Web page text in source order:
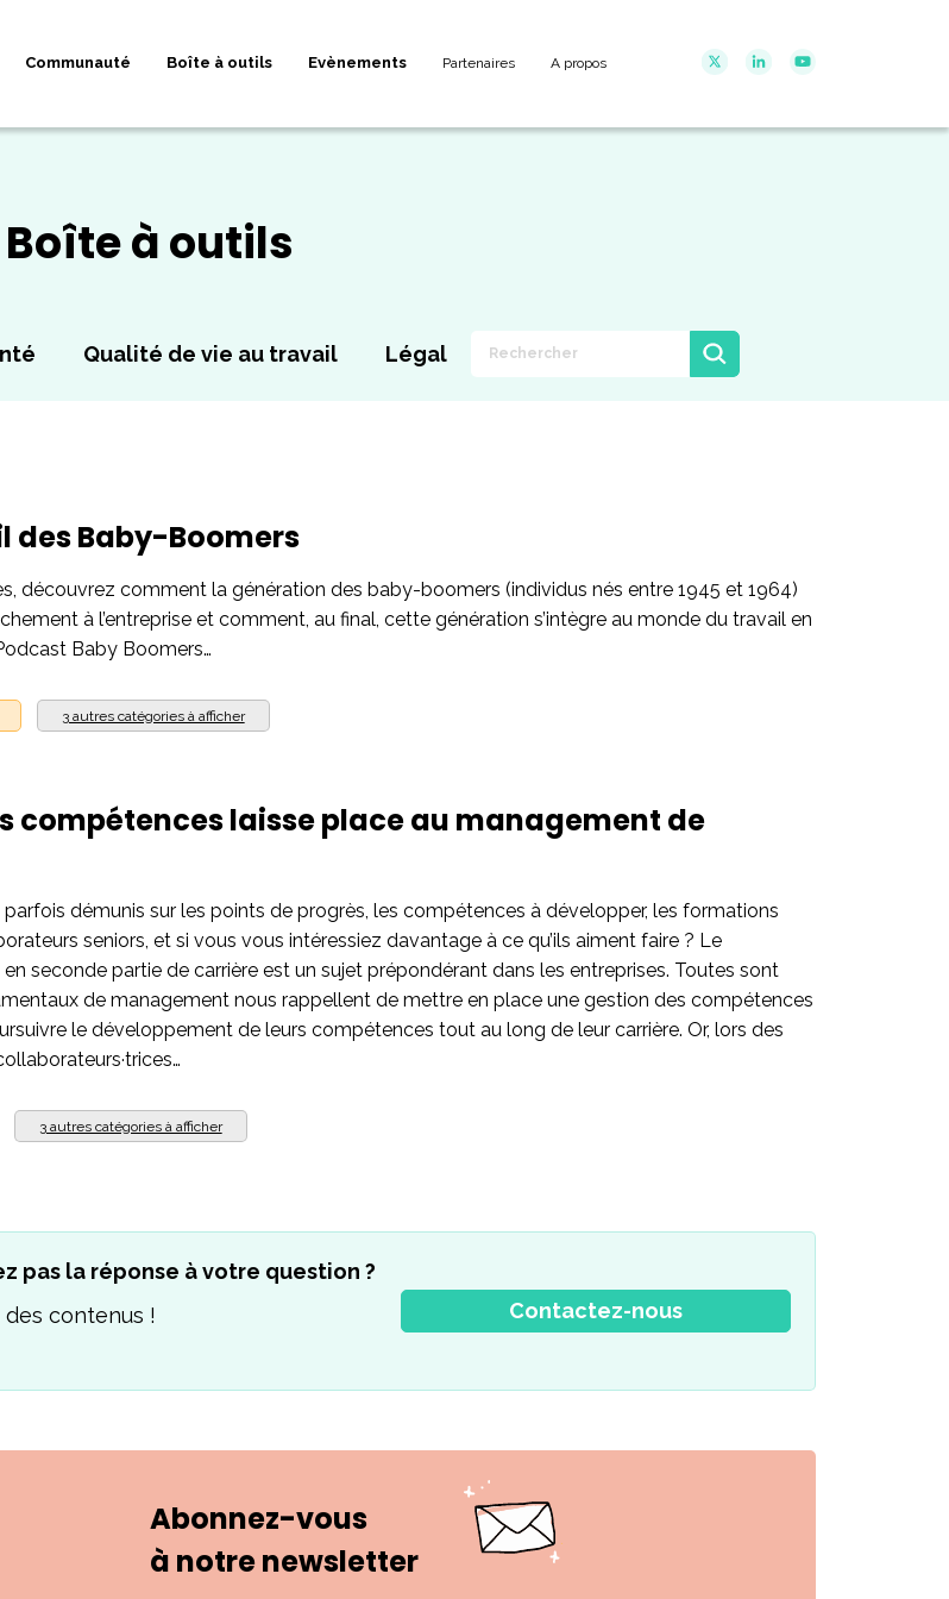
Communauté Boîte à outils Evènements Partenaires A propos
Boîte à outils
Qualité de vie au travail Légal
des Baby-Boomers
découvrez comment la génération des baby-boomers (individus nés entre 1945 et 1964)
à l’entreprise et comment, au final, cette génération s’intègre au monde du travail en
Baby Boomers…
3 autres catégories à afficher
compétences laisse place au management de
démunis sur les points de progrès, les compétences à développer, les formations
seniors, et si vous vous intéressiez davantage à ce qu’ils aiment faire ? Le
seconde partie de carrière est un sujet prépondérant dans les entreprises. Toutes sont
de management nous rappellent de mettre en place une gestion des compétences
le développement de leurs compétences tout au long de leur carrière. Or, lors des
3 autres catégories à afficher
pas la réponse à votre question ?
contenus !
Contactez-nous
Abonnez-vous
à notre newsletter